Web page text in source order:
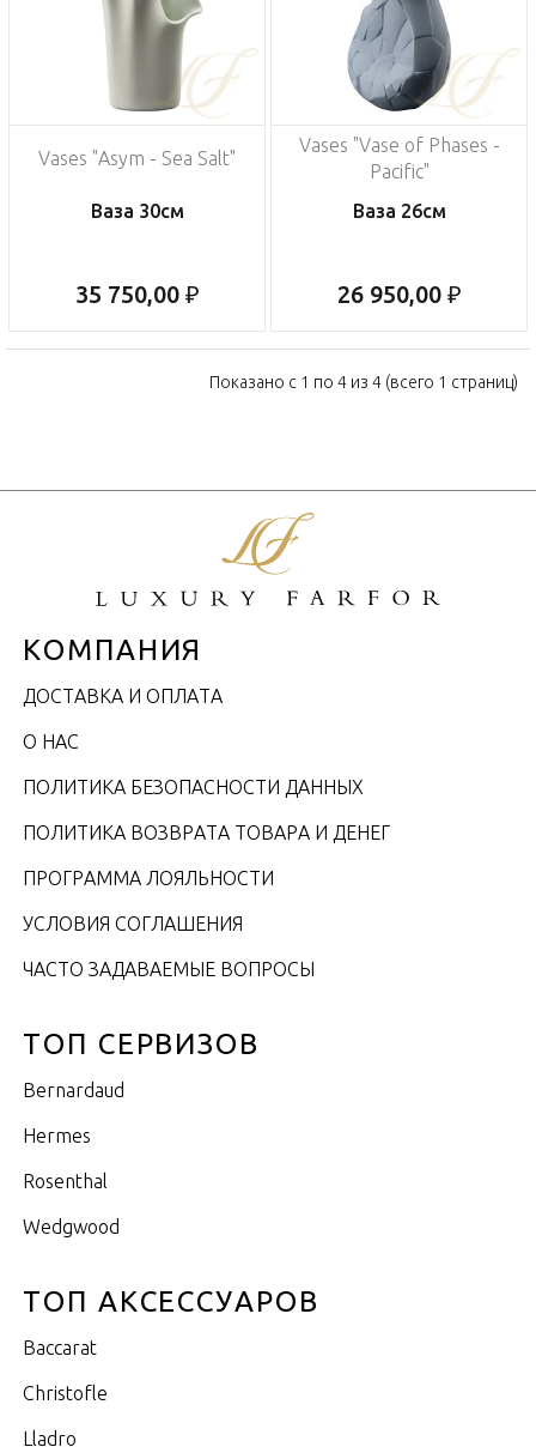
Vases "Asym - Sea Salt"
Ваза 30см
35 750,00 ₽
Vases "Vase of Phases -
Pacific"
Ваза 26см
26 950,00 ₽
Показано с 1 по 4 из 4 (всего 1 страниц)
КОМПАНИЯ
ДОСТАВКА И ОПЛАТА
О НАС
ПОЛИТИКА БЕЗОПАСНОСТИ ДАННЫХ
ПОЛИТИКА ВОЗВРАТА ТОВАРА И ДЕНЕГ
ПРОГРАММА ЛОЯЛЬНОСТИ
УСЛОВИЯ СОГЛАШЕНИЯ
ЧАСТО ЗАДАВАЕМЫЕ ВОПРОСЫ
ТОП СЕРВИЗОВ
Bernardaud
Hermes
Rosenthal
Wedgwood
ТОП АКСЕССУАРОВ
Baccarat
Christofle
Lladro